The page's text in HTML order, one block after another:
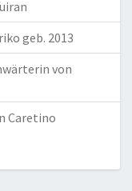
geb. 2013
von
Caretino